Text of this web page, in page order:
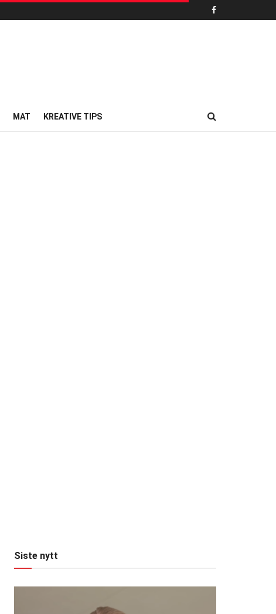
MAT KREATIVE TIPS
Siste nytt